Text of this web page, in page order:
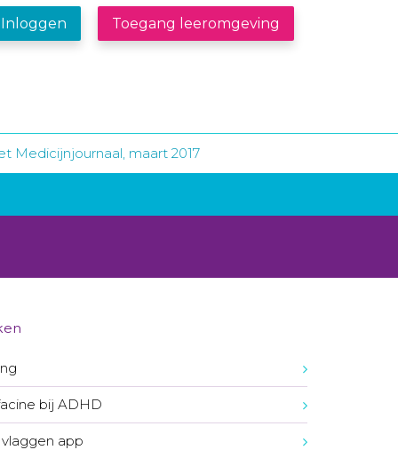
Inloggen Toegang leeromgeving
Medicijnjournaal, maart 2017
bij ADHD
app